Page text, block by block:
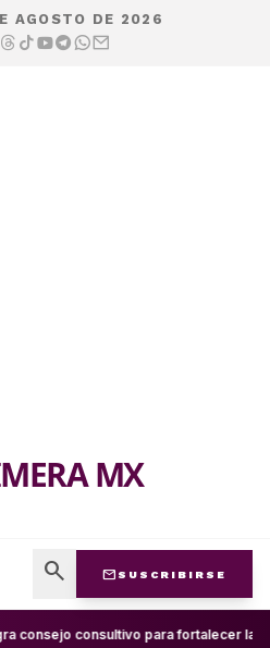
AGOSTO DE 2026
MX
search mail SUSCRIBIRSE
consejo consultivo para fortalecer la